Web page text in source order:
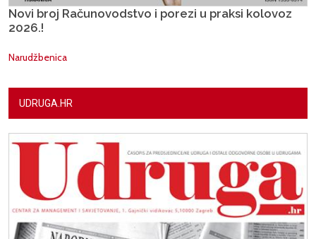
Novi broj Računovodstvo i porezi u praksi kolovoz
2026.!
Narudžbenica
UDRUGA.HR